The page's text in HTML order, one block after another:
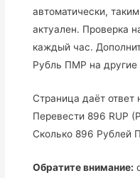
автоматически,
актуален. Проверка
каждый час.
Рубль ПМР на другие
Страница даёт
Перевести 896 RUP
Сколько 896 Рублей
Обратите внимание: